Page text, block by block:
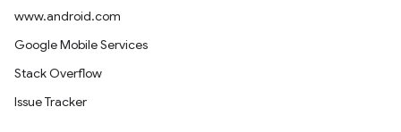
www.android.com
Google Mobile Services
Stack Overflow
Issue Tracker